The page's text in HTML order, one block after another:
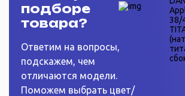
подборе
товара?
Ответим на вопросы,
подскажем, чем
отличаются модели.
Поможем выбрать цвет/